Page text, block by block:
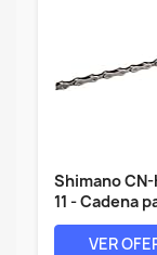
Shimano
11 - Cadena
bicicleta...
VER